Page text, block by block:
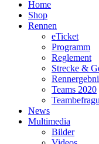
Home
Shop
Rennen
eTicket
Programm
Reglement
Strecke &
Teams 2020
News
Multimedia
Bilder